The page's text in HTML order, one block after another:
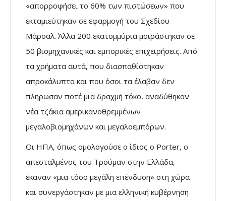
«απορροφήσει το 60% των πιστώσεων» που
εκταµιεύτηκαν σε εφαρµογή του Σχεδίου
Μάρσαλ. Άλλα 200 εκατοµµύρια µοιράστηκαν σε
50 βιοµηχανικές και εµπορικές επιχειρήσεις. Από
τα χρήµατα αυτά, που διασπαθίστηκαν
απροκάλυπτα και που όσοι τα έλαβαν δεν
πλήρωσαν ποτέ µια δραχµή τόκο, αναδύθηκαν
νέα τζάκια αµερικανοθρεµµένων
µεγαλοβιοµηχάνων και µεγαλοεµπόρων.
Οι ΗΠΑ, όπως οµολογούσε ο ίδιος ο Porter, ο
απεσταλµένος του Τρούµαν στην Ελλάδα,
έκαναν «µια τόσο µεγάλη επένδυση» στη χώρα
και συνεργάστηκαν µε µια ελληνική κυβέρνηση